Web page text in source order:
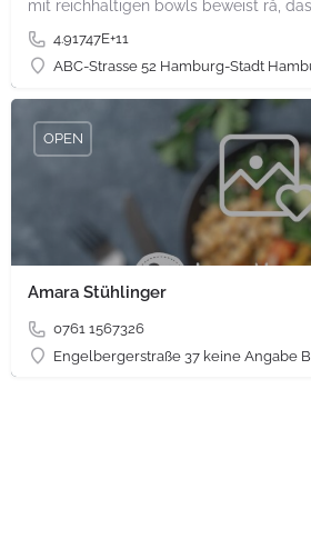
4.91747E+11
ABC-Strasse 52 Hamburg-Stadt
Amara Stühlinger
0761 1567326
Engelbergerstraße 37 keine Angabe
OPEN